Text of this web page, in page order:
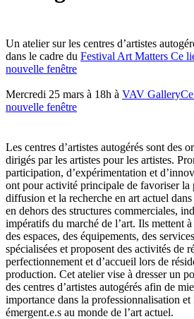
Un atelier sur les centres d’artistes
dans le cadre du Festival Art Matters Ce
nouvelle fenêtre
Mercredi 25 mars à 18h à VAV Gallery
nouvelle fenêtre
Les centres d’artistes autogérés sont des
dirigés par les artistes pour les artistes.
participation, d’expérimentation et
ont pour activité principale de favoriser
diffusion et la recherche en art actuel dans
en dehors des structures commerciales,
impératifs du marché de l’art. Ils mettent
des espaces, des équipements, des
spécialisées et proposent des activités de
perfectionnement et d’accueil lors de
production. Cet atelier vise à dresser un
des centres d’artistes autogérés afin de
importance dans la professionnalisation et
émergent.e.s au monde de l’art actuel.